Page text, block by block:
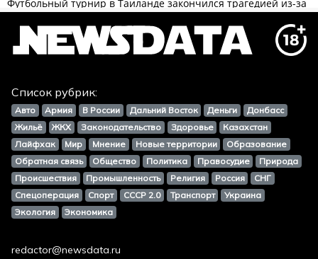
Список рубрик:
Авто Армия В России Дальний Восток Деньги
Донбасс
Жильё
ЖКХ Законодательство Здоровье
Казахстан
Лайфхак
Мир Мнение Новые территории
Образование
Обратная связь
Общество Политика Правосудие
Природа
Происшествия
Промышленность Религия Россия
СНГ
Спецоперация
Спорт СССР 2.0 Транспорт
Украина
Экология
Экономика
redactor@newsdata.ru